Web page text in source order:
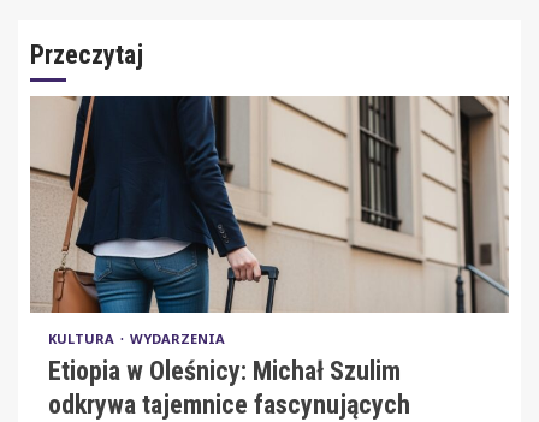
Przeczytaj
KULTURA WYDARZENIA
Etiopia w Oleśnicy: Michał Szulim
odkrywa tajemnice fascynujących